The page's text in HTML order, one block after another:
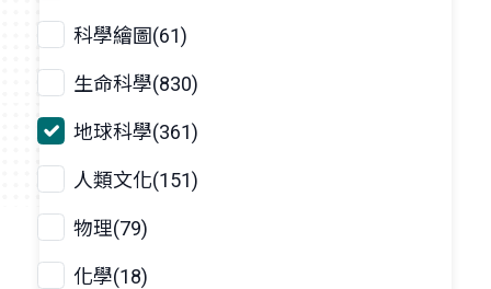
科學繪圖(61)
生命科學(830)
地球科學(361)
人類文化(151)
物理(79)
化學(18)